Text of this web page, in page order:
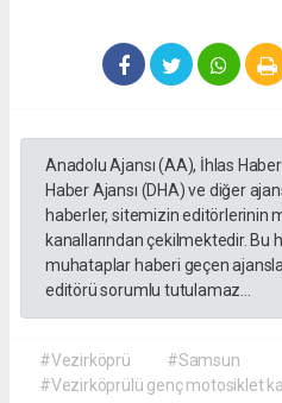
Anadolu Ajansı (AA), İhlas
Haber Ajansı (DHA) ve diğer
haberler, sitemizin editörlerinin
kanallarından çekilmektedir. Bu
muhataplar haberi geçen
editörü sorumlu tutulamaz...
#Vezirköprü
#Samsun
#Vezirköprülü genç motosiklet